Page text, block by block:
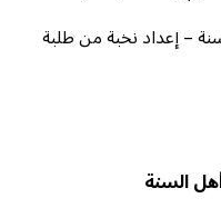
– إعداد نخبة من طلبة
السنة